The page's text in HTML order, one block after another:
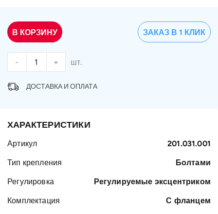
В КОРЗИНУ
- + шт.
ЗАКАЗ В 1 КЛИК
ДОСТАВКА И ОПЛАТА
ХАРАКТЕРИСТИКИ
Артикул 201.031.001
Тип крепления Болтами
Регулировка Регулируемые эксцентриком
Комплектация С фланцем